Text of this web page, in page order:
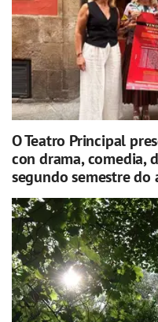
O Teatro Principal
con drama, comedia,
segundo semestre do